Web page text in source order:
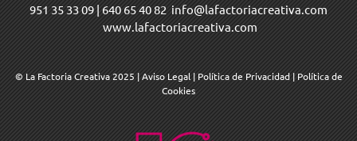
951 35 33 09 | 640 65 40 82 info@lafactoriacreativa.com
www.lafactoriacreativa.com
© La Factoria Creativa 2025 |Aviso Legal | Política de Privacidad | Política de
Cookies